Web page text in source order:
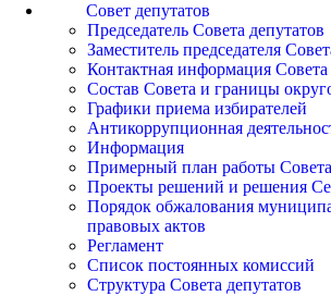
Совет депутатов
Председатель Совета депутатов
Заместитель председателя
Контактная информация Совета
Состав Совета и границы
Графики приема избирателей
Антикоррупционная
Информация
Примерный план работы Совета
Проекты решений и решения
Порядок обжалования
правовых актов
Регламент
Список постоянных комиссий
Структура Совета депутатов